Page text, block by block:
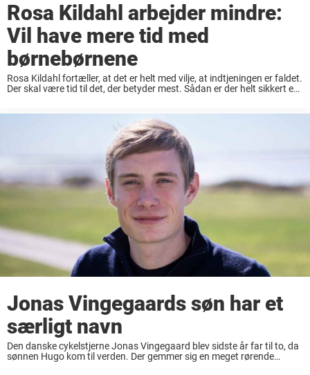
Rosa Kildahl arbejder mindre:
Vil have mere tid med
børnebørnene
Rosa Kildahl fortæller, at det er helt med vilje, at indtjeningen er faldet.
Der skal være tid til det, der betyder mest. Sådan er der helt sikkert en
Jonas Vingegaards søn har et
særligt navn
Den danske cykelstjerne Jonas Vingegaard blev sidste år far til to, da
sønnen Hugo kom til verden. Der gemmer sig en meget rørende